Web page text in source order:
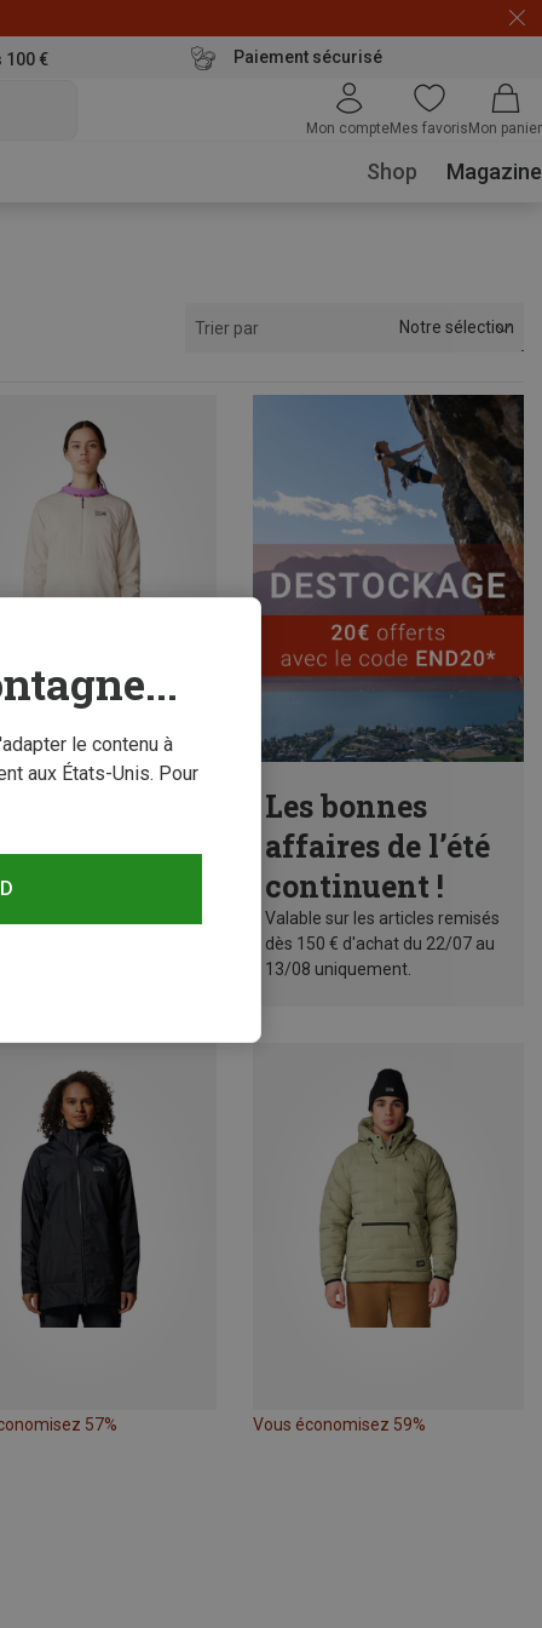
100 € Paiement sécurisé
Mon compteMes favoris Mon panier
Shop Magazine
Trier par Notre sélection
60%
Les bonnes
affaires de l’été
continuent !
Valable sur les articles remisés
dès 150 € d'achat du 22/07 au
13/08 uniquement.
57% Vous économisez 59%
le contenu à
aux États-Unis. Pour